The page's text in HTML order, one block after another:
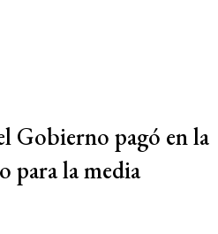
Gobierno pagó en la
para la media